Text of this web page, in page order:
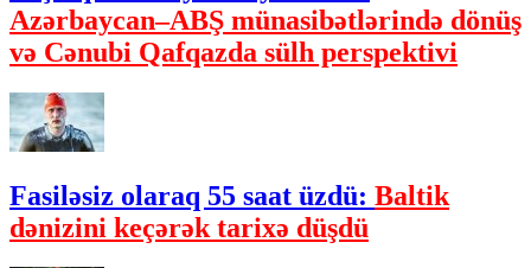
Azərbaycan–ABŞ münasibətlərində dönüş
və Cənubi Qafqazda sülh perspektivi
Fasiləsiz olaraq 55 saat üzdü: Baltik
dənizini keçərək tarixə düşdü